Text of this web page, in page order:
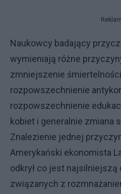
Naukowcy badający
wymieniają różne
zmniejszenie
rozpowszechnienie
rozpowszechnienie
kobiet i generalnie zmiana
Znalezienie jednej
Amerykański ekonomista
odkrył co jest
związanych z